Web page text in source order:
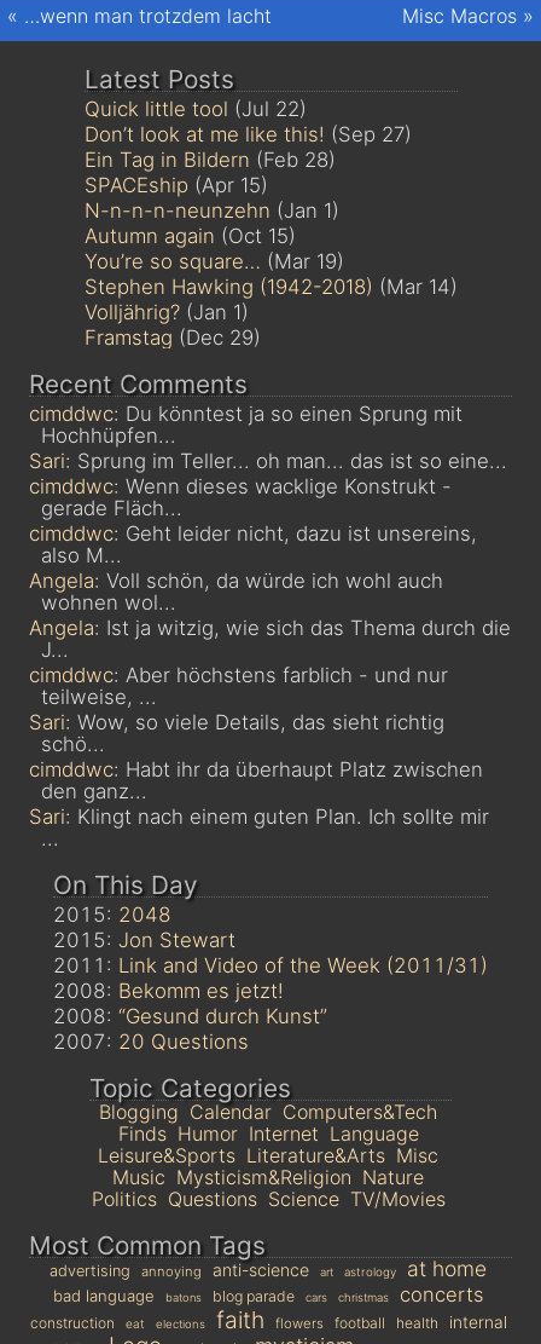
« …wenn man trotzdem lacht Misc Macros »
Latest Posts
Quick little tool (Jul 22)
Don’t look at me like this! (Sep 27)
Ein Tag in Bildern (Feb 28)
SPACEship (Apr 15)
N-n-n-n-neunzehn (Jan 1)
Autumn again (Oct 15)
You’re so square… (Mar 19)
Stephen Hawking (1942-2018) (Mar 14)
Volljährig?(Jan 1)
Framstag (Dec 29)
Recent Comments
cimddwc: Du könntest ja so einen Sprung mit
Hochhüpfen...
Sari: Sprung im Teller... oh man... das ist so eine...
cimddwc: Wenn dieses wacklige Konstrukt -
gerade Fläch...
cimddwc: Geht leider nicht, dazu ist unsereins,
also M...
Angela: Voll schön, da würde ich wohl auch
wohnen wol...
Angela: Ist ja witzig, wie sich das Thema durch die
J...
cimddwc: Aber höchstens farblich - und nur
teilweise, ...
Sari: Wow, so viele Details, das sieht richtig
schö...
cimddwc: Habt ihr da überhaupt Platz zwischen
den ganz...
Sari: Klingt nach einem guten Plan. Ich sollte mir
...
On This Day
2015: 2048
2015: Jon Stewart
2011: Link and Video of the Week (2011/31)
2008: Bekomm es jetzt!
2008: “Gesund durch Kunst”
2007: 20 Questions
Topic Categories
Blogging Calendar Computers&Tech
Finds Humor Internet Language
Leisure&Sports Literature&Arts Misc
Music Mysticism&Religion Nature
Politics Questions Science TV/Movies
Most Common Tags
advertising annoying anti-science art astrology at home
bad language batons blog parade cars christmas concerts
construction eat elections faith flowers football health internal